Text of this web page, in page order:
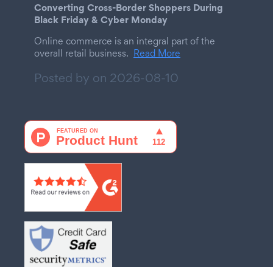
Converting Cross-Border Shoppers During
Black Friday & Cyber Monday
Online commerce is an integral part of the
overall retail business. Read More
Posted by on 2026-08-10